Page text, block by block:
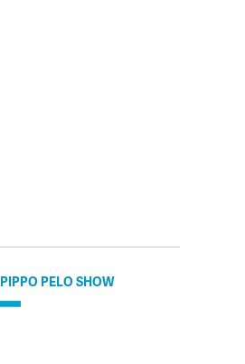
PIPPO PELO SHOW